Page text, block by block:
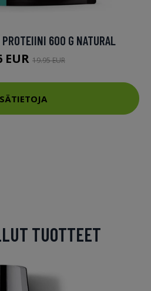
PROTEIINI 600 G NATURAL
EUR 19.95 EUR
TUOTTEET